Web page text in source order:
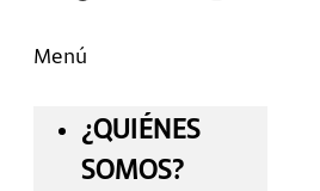
Menú
¿QUIÉNES
SOMOS?